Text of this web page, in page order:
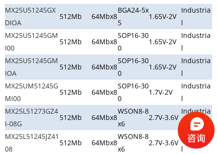
MX25U51245GX
DIOA
512Mb 64Mbx8
BGA24-5x
5
1.65V-2V
Industria
l
MX25U51245GM
I00
512Mb 64Mbx8
SOP16-30
0
1.65V-2V
Industria
l
MX25U51245GM
IOA
512Mb 64Mbx8
SOP16-30
0
1.65V-2V
Industria
l
MX25UM51245G
MI00
512Mb 64Mbx8
SOP16-30
0
1.7V-2V
Industria
l
MX25L51273GZ4
I-08G
512Mb 64Mbx8
WSON8-8
x6
2.7V-3.6V
Industria
MX25L51245JZ41
08
512Mb 64Mbx8
WSON8-8
x6
2.7V-3.6V
Industria
l